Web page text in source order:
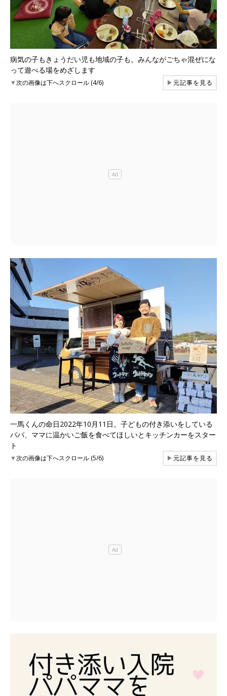
病気の子もきょうだい児も地域の子も。みんながごちゃ混ぜにな
って遊べる場をめざします
▼次の画像は下へスクロール (4/6) ▶元記事を見る
一馬くんの命日2022年10月11日。子どもの付き添いをしている
パパ、ママに温かいご飯を食べてほしいとキッチンカーをスター
ト
▼次の画像は下へスクロール (5/6) ▶元記事を見る